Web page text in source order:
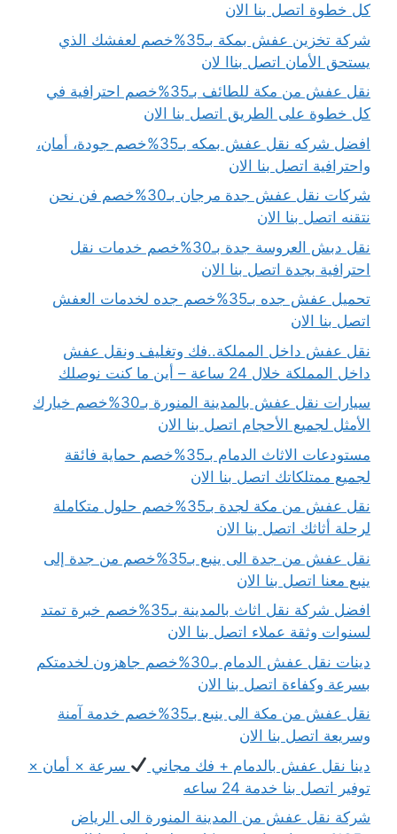
كل خطوة اتصل بنا الان
شركة تخزين عفش بمكة بـ35%خصم لعفشك الذي
يستحق الأمان اتصل بناا لان
نقل عفش من مكة للطائف بـ35%خصم احترافية في
كل خطوة على الطريق اتصل بنا الان
افضل شركه نقل عفش بمكه بـ35%خصم جودة، أمان،
واحترافية اتصل بنا الان
شركات نقل عفش جدة مرجان بـ30%خصم فن نحن
نتقنه اتصل بنا الان
نقل دبش العروسة جدة بـ30%خصم خدمات نقل
احترافية بجدة اتصل بنا الان
تحميل عفش جده بـ35%خصم جده لخدمات العفش
اتصل بنا الان
نقل عفش داخل المملكة..فك وتغليف ونقل عفش
داخل المملكة خلال 24 ساعة – أين ما كنت نوصلك
سيارات نقل عفش بالمدينة المنورة بـ30%خصم خيارك
الأمثل لجميع الأحجام اتصل بنا الان
مستودعات الاثاث الدمام بـ35%خصم حماية فائقة
لجميع ممتلكاتك اتصل بنا الان
نقل عفش من مكة لجدة بـ35%خصم حلول متكاملة
لرحلة أثاثك اتصل بنا الان
نقل عفش من جدة الى ينبع بـ35%خصم من جدة إلى
ينبع معنا اتصل بنا الان
افضل شركة نقل اثاث بالمدينة بـ35%خصم خبرة تمتد
لسنوات وثقة عملاء اتصل بنا الان
دينات نقل عفش الدمام بـ30%خصم جاهزون لخدمتكم
بسرعة وكفاءة اتصل بنا الان
نقل عفش من مكة الى ينبع بـ35%خصم خدمة آمنة
وسريعة اتصل بنا الان
دينا نقل عفش بالدمام + فك مجاني
سرعة × أمان ×
توفير اتصل بنا خدمة 24 ساعه
شركة نقل عفش من المدينة المنورة الى الرياض